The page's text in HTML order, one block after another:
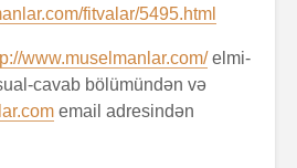
fitvalar/5495.html
www.muselmanlar.com/elmi-
cavab bölümündən və
email adresindən